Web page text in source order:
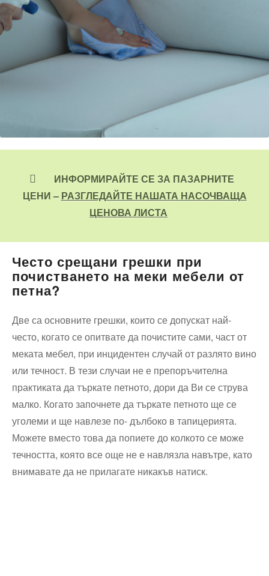
ИНФОРМИРАЙТЕ СЕ ЗА ПАЗАРНИТЕ
ЦЕНИ – РАЗГЛЕДАЙТЕ НАШАТА НАСОЧВАЩА
ЦЕНОВА ЛИСТА
Често срещани грешки при
почистването на меки мебели от
петна?
Две са основните грешки, които се допускат най-
често, когато се опитвате да почистите сами, част от
меката мебел, при инцидентен случай от разлято вино
или течност. В тези случаи не е препоръчителна
практиката да търкате петното, дори да Ви се струва
малко. Когато започнете да търкате петното ще се
уголеми и ще навлезе по- дълбоко в тапицерията.
Можете вместо това да попиете до колкото се може
течността, която все още не е навлязла навътре, като
внимавате да не прилагате никакъв натиск.